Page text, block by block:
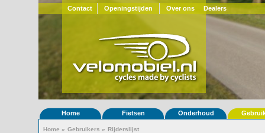
Contact Openingstijden Over ons Dealers
Home Fietsen Onderhoud
Home » Gebruikers » Rijderslijst